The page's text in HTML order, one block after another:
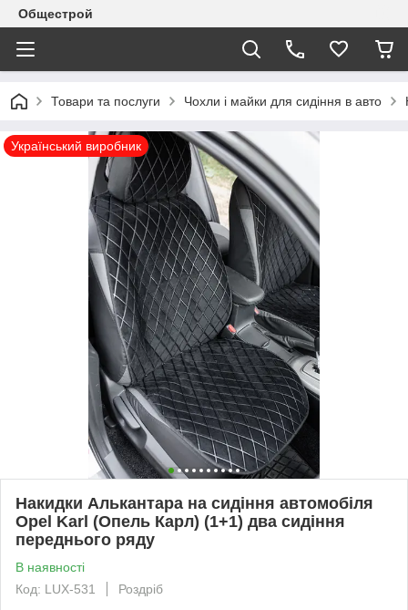
Общестрой
Товари та послуги Чохли і майки для сидіння в авто
Український виробник
Накидки Алькантара на сидіння автомобіля
Opel Karl (Опель Карл) (1+1) два сидіння
переднього ряду
В наявності
Код: LUX-531
Роздріб